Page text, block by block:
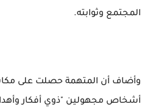
المجتمع وثوابته.
وأضاف أن المتهمة حصلت على
أشخاص مجهولين "ذوي أفكار